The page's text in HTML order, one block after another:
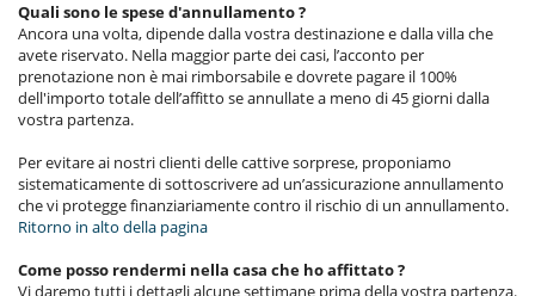
Quali sono le spese d'annullamento ?
Ancora una volta, dipende dalla vostra destinazione e dalla villa che
avete riservato. Nella maggior parte dei casi, l’acconto per
prenotazione non è mai rimborsabile e dovrete pagare il 100%
dell'importo totale dell’affitto se annullate a meno di 45 giorni dalla
vostra partenza.
Per evitare ai nostri clienti delle cattive sorprese, proponiamo
sistematicamente di sottoscrivere ad un’assicurazione annullamento
che vi protegge finanziariamente contro il rischio di un annullamento.
Ritorno in alto della pagina
Come posso rendermi nella casa che ho affittato ?
Vi daremo tutti i dettagli alcune settimane prima della vostra partenza.